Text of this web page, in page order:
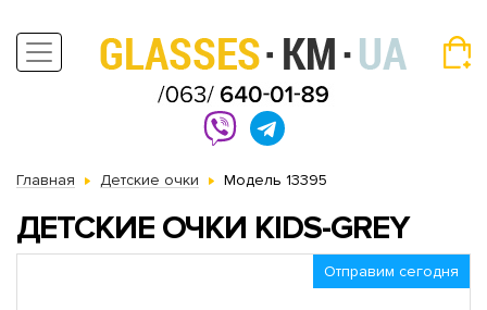
Главная Детские очки Модель 13395
ДЕТСКИЕ ОЧКИ KIDS-GREY
Отправим сегодня